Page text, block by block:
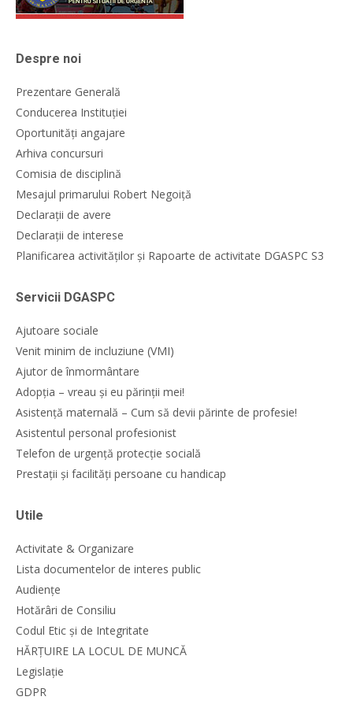
Despre noi
Prezentare Generală
Conducerea Instituției
Oportunități angajare
Arhiva concursuri
Comisia de disciplină
Mesajul primarului Robert Negoiță
Declarații de avere
Declarații de interese
Planificarea activităților și Rapoarte de activitate DGASPC S3
Servicii DGASPC
Ajutoare sociale
Venit minim de incluziune (VMI)
Ajutor de înmormântare
Adopția – vreau și eu părinții mei!
Asistență maternală – Cum să devii părinte de profesie!
Asistentul personal profesionist
Telefon de urgență protecție socială
Prestații și facilități persoane cu handicap
Utile
Activitate & Organizare
Lista documentelor de interes public
Audiențe
Hotărâri de Consiliu
Codul Etic și de Integritate
HĂRȚUIRE LA LOCUL DE MUNCĂ
Legislație
GDPR